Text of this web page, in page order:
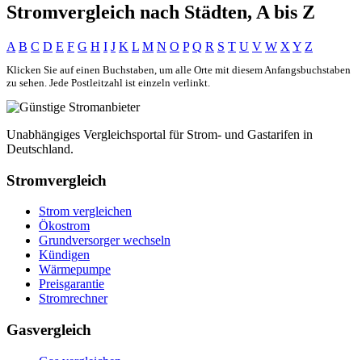
Stromvergleich nach Städten, A bis Z
A B C D E F G H I J K L M N O P Q R S T U V W X Y Z
Klicken Sie auf einen Buchstaben, um alle Orte mit diesem Anfangsbuchstaben
zu sehen. Jede Postleitzahl ist einzeln verlinkt.
Unabhängiges Vergleichsportal für Strom- und Gastarifen in
Deutschland.
Stromvergleich
Strom vergleichen
Ökostrom
Grundversorger wechseln
Kündigen
Wärmepumpe
Preisgarantie
Stromrechner
Gasvergleich